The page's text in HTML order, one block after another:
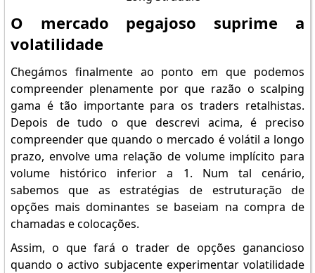
O mercado pegajoso suprime a
volatilidade
Chegámos finalmente ao ponto em que podemos
compreender plenamente por que razão o scalping
gama é tão importante para os traders retalhistas.
Depois de tudo o que descrevi acima, é preciso
compreender que quando o mercado é volátil a longo
prazo, envolve uma relação de volume implícito para
volume histórico inferior a 1. Num tal cenário,
sabemos que as estratégias de estruturação de
opções mais dominantes se baseiam na compra de
chamadas e colocações.
Assim, o que fará o trader de opções ganancioso
quando o activo subjacente experimentar volatilidade